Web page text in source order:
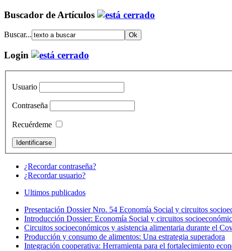
Buscador de Artículos
Buscar...
Login
Usuario
Contraseña
Recuérdeme
¿Recordar contraseña?
¿Recordar usuario?
Ultimos publicados
Presentación Dossier Nro. 54 Economía Social y circuitos
Introducción Dossier: Economía Social y circuitos
Circuitos socioeconómicos y asistencia alimentaria durante el
Producción y consumo de alimentos: Una estrategia superadora
Integración cooperativa: Herramienta para el fortalecimiento